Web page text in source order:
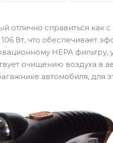
отлично справиться как с
Вт, что обеспечивает
HEPA фильтру,
очищению воздуха в
автомобиля, для